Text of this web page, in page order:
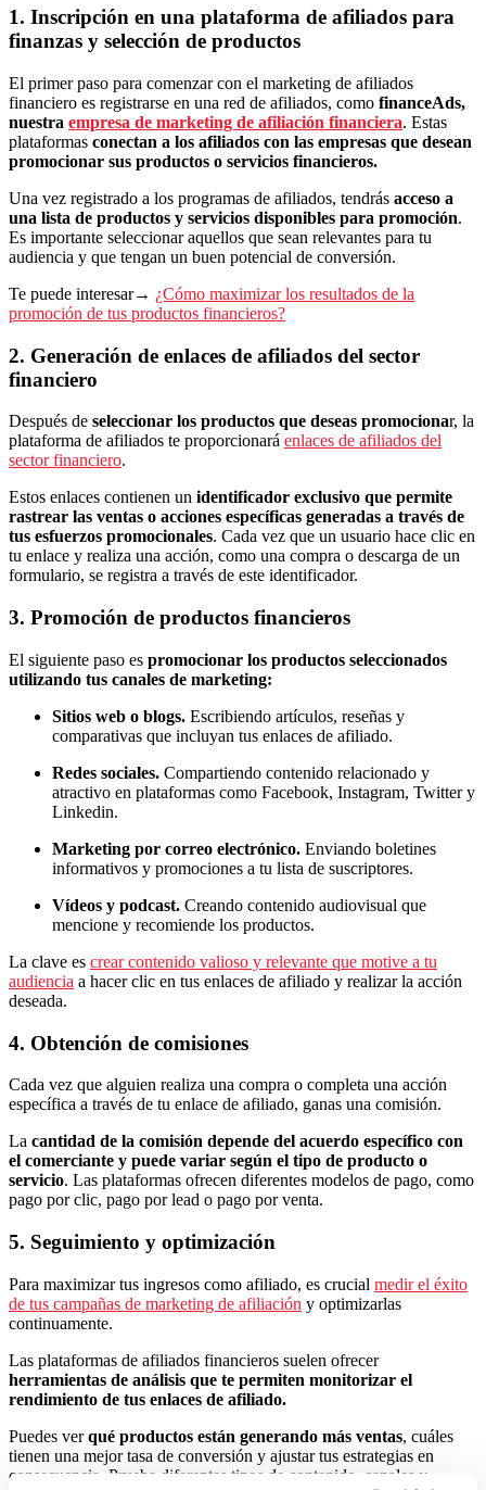
1. Inscripción en una plataforma de afiliados para
finanzas y selección de productos
El primer paso para comenzar con el marketing de afiliados
financiero es registrarse en una red de afiliados, como financeAds,
nuestra empresa de marketing de afiliación financiera. Estas
plataformas conectan a los afiliados con las empresas que desean
promocionar sus productos o servicios financieros.
Una vez registrado a los programas de afiliados, tendrás acceso a
una lista de productos y servicios disponibles para promoción.
Es importante seleccionar aquellos que sean relevantes para tu
audiencia y que tengan un buen potencial de conversión.
Te puede interesar→ ¿Cómo maximizar los resultados de la
promoción de tus productos financieros?
2. Generación de enlaces de afiliados del sector
financiero
Después de seleccionar los productos que deseas promocionar, la
plataforma de afiliados te proporcionará enlaces de afiliados del
sector financiero.
Estos enlaces contienen un identificador exclusivo que permite
rastrear las ventas o acciones específicas generadas a través de
tus esfuerzos promocionales. Cada vez que un usuario hace clic en
tu enlace y realiza una acción, como una compra o descarga de un
formulario, se registra a través de este identificador.
3. Promoción de productos financieros
El siguiente paso es promocionar los productos seleccionados
utilizando tus canales de marketing:
Sitios web o blogs. Escribiendo artículos, reseñas y
comparativas que incluyan tus enlaces de afiliado.
Redes sociales. Compartiendo contenido relacionado y
atractivo en plataformas como Facebook, Instagram, Twitter y
Linkedin.
Marketing por correo electrónico. Enviando boletines
informativos y promociones a tu lista de suscriptores.
Vídeos y podcast. Creando contenido audiovisual que
mencione y recomiende los productos.
La clave es crear contenido valioso y relevante que motive a tu
audiencia a hacer clic en tus enlaces de afiliado y realizar la acción
deseada.
4. Obtención de comisiones
Cada vez que alguien realiza una compra o completa una acción
específica a través de tu enlace de afiliado, ganas una comisión.
La cantidad de la comisión depende del acuerdo específico con
el comerciante y puede variar según el tipo de producto o
servicio. Las plataformas ofrecen diferentes modelos de pago, como
pago por clic, pago por lead o pago por venta.
5. Seguimiento y optimización
Para maximizar tus ingresos como afiliado, es crucial medir el éxito
de tus campañas de marketing de afiliación y optimizarlas
continuamente.
Las plataformas de afiliados financieros suelen ofrecer
herramientas de análisis que te permiten monitorizar el
rendimiento de tus enlaces de afiliado.
Puedes verqué productos están generando más ventas, cuáles
tienen una mejor tasa de conversión y ajustar tus estrategias en
consecuencia. Prueba diferentes tipos de contenido, canales y